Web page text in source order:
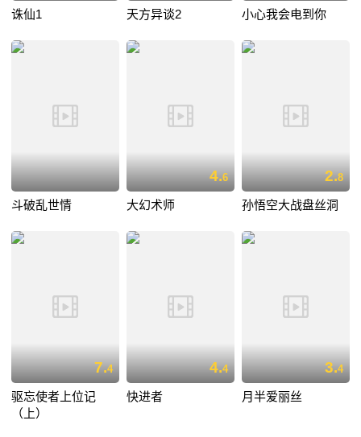
诛仙1 天方异谈2 小心我会电到你
斗破乱世情
4.6
大幻术师
2.8
孙悟空大战盘丝洞
7.4
驱忘使者上位记
（上）
4.4
快进者
3.4
月半爱丽丝